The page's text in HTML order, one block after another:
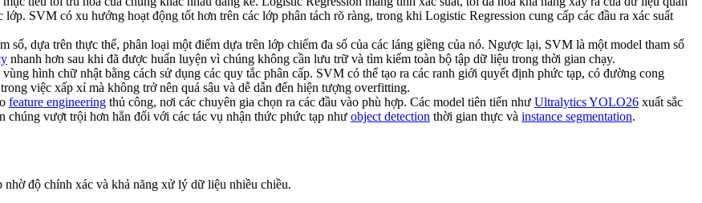
SVM có xu hướng hoạt động tốt hơn trên các lớp phân tách rõ ràng, trong khi Logistic Regression cung cấp các đầu ra xác suất
số, dựa trên thực thể, phân loại một điểm dựa trên lớp chiếm đa số của các láng giềng của nó. Ngược lại, SVM là một model tham số
nhanh hơn sau khi đã được huấn luyện vì chúng không cần lưu trữ và tìm kiếm toàn bộ tập dữ liệu trong thời gian chạy.
hình chữ nhật bằng cách sử dụng các quy tắc phân cấp. SVM có thể tạo ra các ranh giới quyết định phức tạp, có đường cong
việc xấp xỉ mà không trở nên quá sâu và dễ dẫn đến hiện tượng overfitting.
feature engineering thủ công, nơi các chuyên gia chọn ra các đầu vào phù hợp. Các model tiên tiến như Ultralytics YOLO26 xuất sắc
chúng vượt trội hơn hẳn đối với các tác vụ nhận thức phức tạp như object detection thời gian thực và instance segmentation.
độ chính xác và khả năng xử lý dữ liệu nhiều chiều.